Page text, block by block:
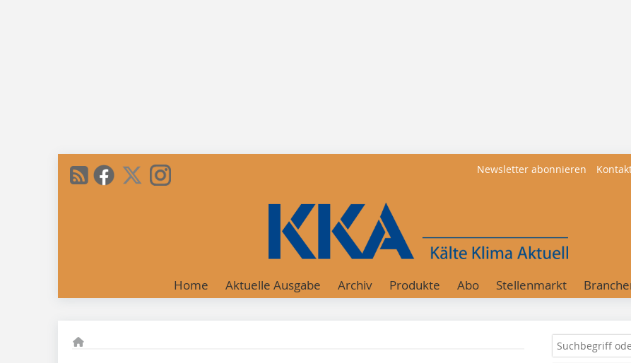
Newsletter abonnieren
Home Aktuelle Ausgabe Archiv Produkte Abo Stellenmarkt